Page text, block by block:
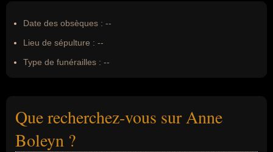
Date des obsèques : --
Lieu de sépulture : --
Type de funérailles : --
Que recherchez-vous sur Anne
Boleyn ?